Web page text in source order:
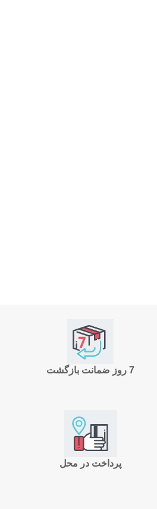
7 روز ضمانت بازگشت
پرداخت در محل